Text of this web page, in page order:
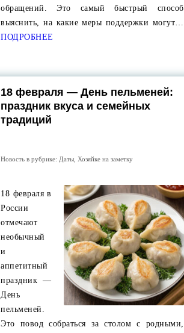
обращений. Это самый быстрый способ
выяснить, на какие меры поддержки могут…
ПОДРОБНЕЕ
18 февраля — День пельменей:
праздник вкуса и семейных
традиций
Новость в рубрике: Даты ,Хозяйке на заметку
18 февраля в
России
отмечают
необычный
и
аппетитный
праздник —
День
пельменей.
Это повод собраться за столом с родными,